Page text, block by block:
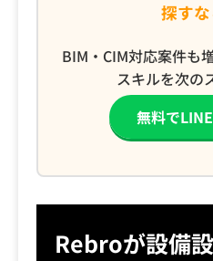
探す
BIM・CIM対応案件も
スキルを次の
無料で
Rebroが設備